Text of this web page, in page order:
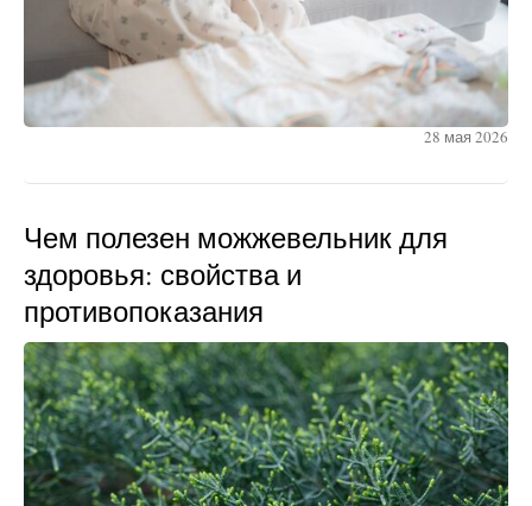
28 мая 2026
Чем полезен можжевельник для
здоровья: свойства и
противопоказания